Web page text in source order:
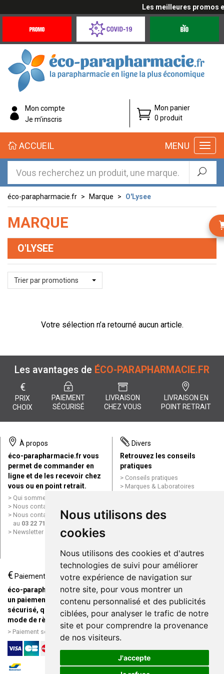
Nous utilisons des
cookies
Nous utilisons des cookies et d'autres
technologies de suivi pour améliorer
votre expérience de navigation sur
notre site, pour vous montrer un
contenu personnalisé et des publicités
ciblées, pour analyser le trafic de notre
site et pour comprendre la provenance
de nos visiteurs.
J'accepte
Les meilleures promos
Offres
Coronavirus
éco-
parapharmacie.fr
éco-
parapharmacie.fr
Mon compte
Je m’inscris
Mon panier
0 produit
MENU
ACCUEIL
éco-parapharmacie.fr Marque O'Lysee
MARQUE
O'LYSEE
Trier par promotions
Votre sélection n’a retourné aucun article.
Les avantages de ÉCO-PARAPHARMACIE.FR
€
PRIX
CHOIX
PAIEMENT
SÉCURISÉ
LIVRAISON
CHEZ VOUS
LIVRAISON EN
POINT RETRAIT
À propos
éco-parapharmacie.fr vous
permet de commander en
ligne et de les recevoir chez
vous ou en point retrait.
Qui sommes nous ?
Nous contacter par e-mail
Nous contacter par téléphone
au 03 22 71 64 10
Newsletter
Divers
Retrouvez les conseils
pratiques
Conseils pratiques
Marques & Laboratoires
Mentions légales
Données personnelles
ligne
€Paiement
éco-parapharmacie.fr offre
un paiement entièrement
sécurisé, quel que soit le
mode de règlement
Paiement sécurisé et simple
Livraison / Point retrait
Commandez en ligne et
recevez votre commande
rapidement chez vous ou en
point retrait
Livraison chez vous ou en